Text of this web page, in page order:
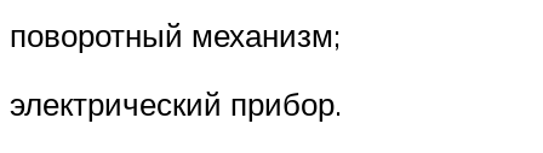
поворотный механизм;
электрический прибор.